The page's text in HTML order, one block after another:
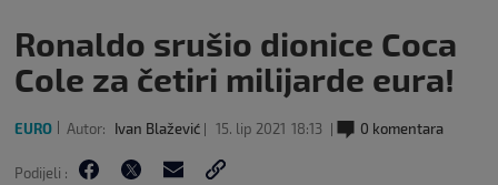
Ronaldo srušio dionice Coca
Cole za četiri milijarde eura!
EURO Autor: Ivan Blažević 15. lip 2021 18:13 0 komentara
Podijeli :